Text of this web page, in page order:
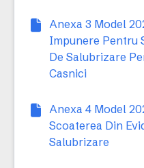
Anexa 3 Model
Impunere Pentru
De Salubrizare
Casnici
Anexa 4 Model
Scoaterea Din
Salubrizare